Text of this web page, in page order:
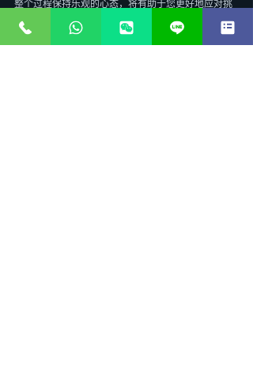
整个过程保持乐观的心态，将有助于您更好地应对挑
战。
4. 了解政策变化
澳大利亚移民政策并非一成不变，政府会根据国家需